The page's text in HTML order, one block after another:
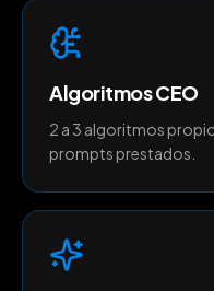
Algoritmos CEO
2 a 3 algoritmos
prompts prestados.